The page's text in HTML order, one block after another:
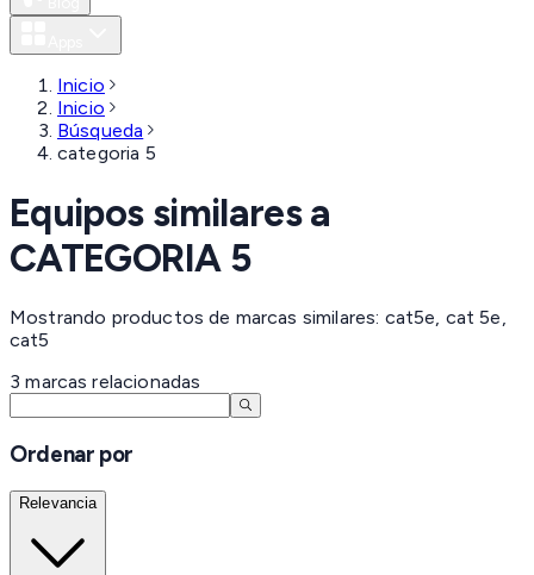
Inicio
Inicio
Búsqueda
categoria 5
Equipos similares a
CATEGORIA 5
Mostrando productos de marcas similares: cat5e, cat 5e,
cat5
3 marcas relacionadas
Ordenar por
Relevancia